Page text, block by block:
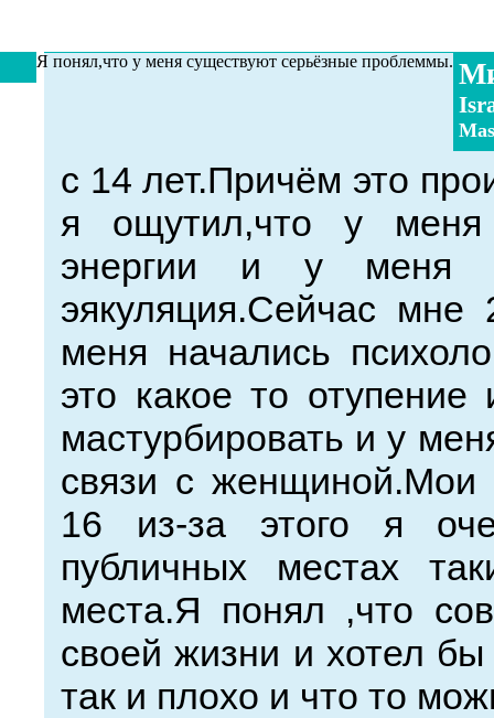
Я понял,что у меня существуют серьёзные проблеммы.
с 14 лет.Причём это
я ощутил,что у меня
энергии и у меня
эякуляция.Сейчас
меня начались
это какое то
мастурбировать и у
связи с женщиной.Мои
16 из-за этого я
публичных местах
места.Я понял ,что
своей жизни и хотел
так и плохо и что то